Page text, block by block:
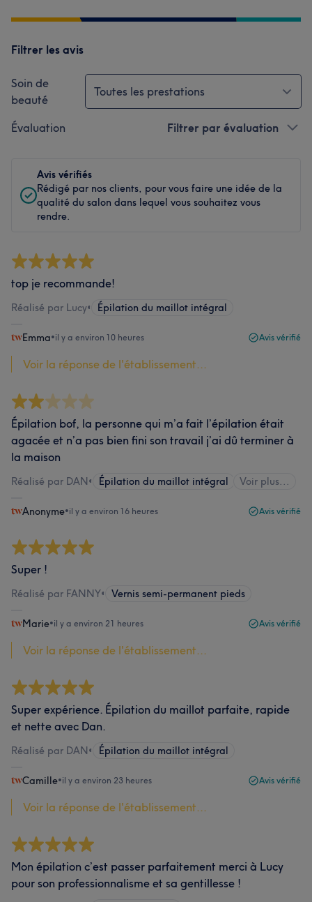
Filtrer les avis
Soin de
beauté
Toutes les prestations
Évaluation Filtrer par évaluation
Avis vérifiés
Rédigé par nos clients, pour vous faire une idée de la
qualité du salon dans lequel vous souhaitez vous
rendre.
top je recommande!
Réalisé par Lucy• Épilation du maillot intégral
Emma•il y a environ 10 heures Avis vérifié
Voir la réponse de l'établissement...
Épilation bof, la personne qui m’a fait l’épilation était
agacée et n’a pas bien fini son travail j’ai dû terminer à
la maison
Réalisé par DAN• Épilation du maillot intégral Voir plus...
Anonyme•il y a environ 16 heures Avis vérifié
Super !
Réalisé par FANNY• Vernis semi-permanent pieds
Marie•il y a environ 21 heures Avis vérifié
Voir la réponse de l'établissement...
Super expérience. Épilation du maillot parfaite, rapide
et nette avec Dan.
Réalisé par DAN• Épilation du maillot intégral
Camille•il y a environ 23 heures Avis vérifié
Voir la réponse de l'établissement...
Mon épilation c’est passer parfaitement merci à Lucy
pour son professionnalisme et sa gentillesse !